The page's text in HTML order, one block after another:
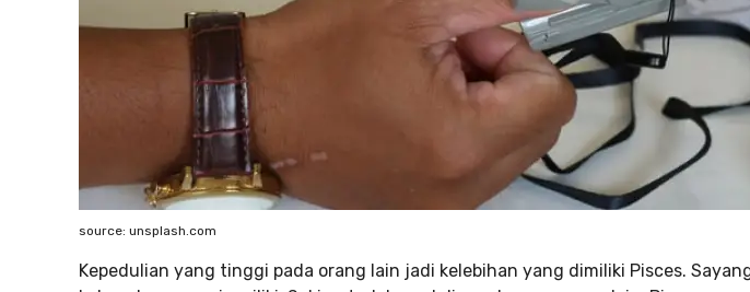
source: unsplash.com
Kepedulian yang tinggi pada orang lain jadi kelebihan yang dimiliki Pisces.